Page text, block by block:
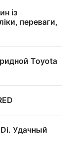
із
переваги,
Toyota
Удачный